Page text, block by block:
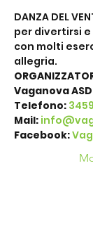
DANZA DEL
per divertirsi
con molti
allegria.
Vaganova ASD
Telefono:
Mail:
Facebook: